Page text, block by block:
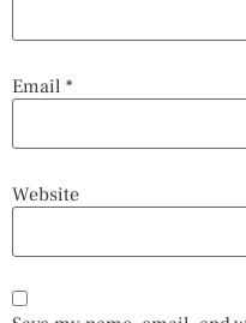
Email *
Website